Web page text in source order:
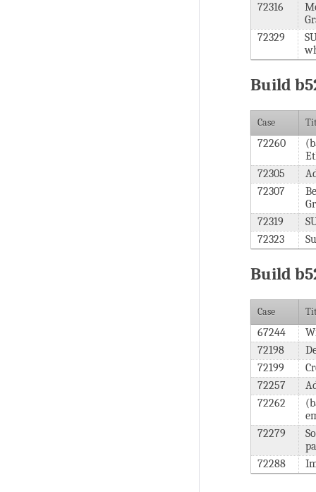
72316
72329
Build
Case
72260
72305
72307
72319
72323
Build
Case
67244
72198
72199
72257
72262
72279
72288